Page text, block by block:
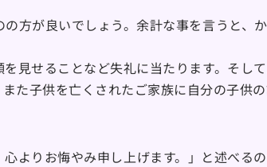
方が良いでしょう。余計な事を言うと、
見せることなど失礼に当たります。そし
子供を亡くされたご家族に自分の子供
よりお悔やみ申し上げます。」と述べる